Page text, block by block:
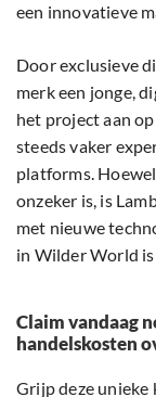
een innovatieve
Door exclusieve
merk een jonge,
het project aan
steeds vaker
platforms.
onzeker is, is
met nieuwe
in Wilder World
Claim vandaag
handelskosten
Grijp deze unieke